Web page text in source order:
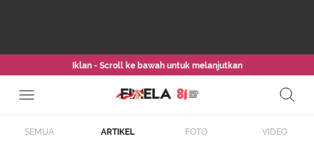
Iklan - Scroll ke bawah untuk melanjutkan
SEMUA ARTIKEL FOTO VIDEO